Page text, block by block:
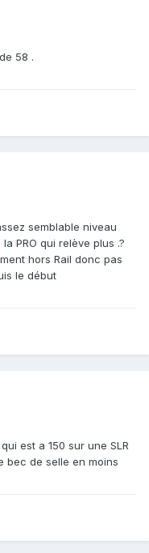
58 .
semblable niveau
PRO qui relève plus .?
hors Rail donc pas
le début
est a 150 sur une SLR
bec de selle en moins